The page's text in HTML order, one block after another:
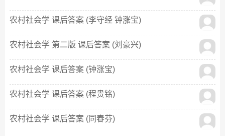
农村社会学 课后答案 (李守经 钟涨宝)
农村社会学 第二版 课后答案 (刘豪兴)
农村社会学 课后答案 (钟涨宝)
农村社会学 课后答案 (程贵铭)
农村社会学 课后答案 (同春芬)